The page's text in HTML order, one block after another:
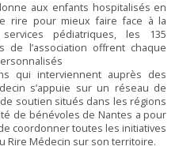
aux enfants hospitalisés en
rire pour mieux faire face à la
pédiatriques, les 135
de l’association offrent chaque
qui interviennent auprès des
s’appuie sur un réseau de
soutien situés dans les régions
de bénévoles de Nantes a pour
coordonner toutes les initiatives
Rire Médecin sur son territoire.